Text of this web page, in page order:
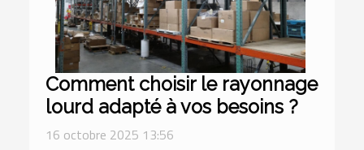
Comment choisir le rayonnage
lourd adapté à vos besoins ?
16 octobre 2025 13:56